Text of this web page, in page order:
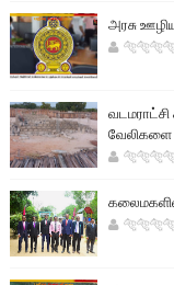
அரசு
வேலிகளை